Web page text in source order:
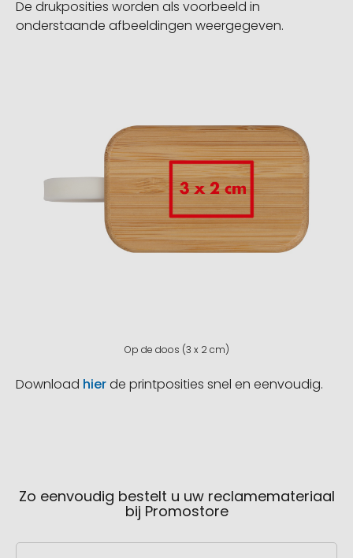
De drukposities worden als voorbeeld in
onderstaande afbeeldingen weergegeven.
Op de doos (3 x 2 cm)
Download hierde printposities snel en eenvoudig.
Zo eenvoudig bestelt u uw reclamemateriaal
bij Promostore